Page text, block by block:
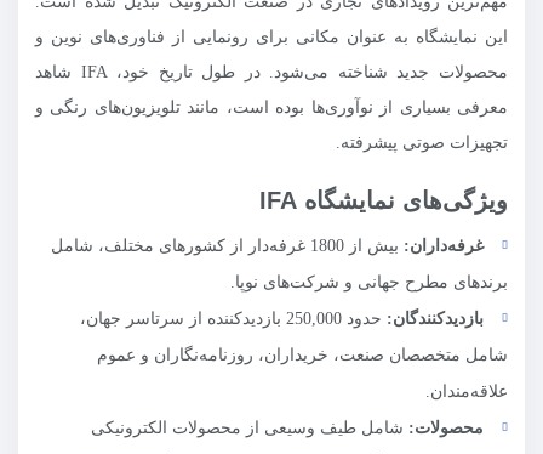
این نمایشگاه به عنوان مکانی برای رونمایی از فناوری‌های نوین و
محصولات جدید شناخته می‌شود. در طول تاریخ خود، IFA شاهد
معرفی بسیاری از نوآوری‌ها بوده است، مانند تلویزیون‌های رنگی و
تجهیزات صوتی پیشرفته.
ویژگی‌های نمایشگاه IFA
غرفه‌داران:
بیش از 1800 غرفه‌دار از کشورهای مختلف، شامل
برندهای مطرح جهانی و شرکت‌های نوپا.
بازدیدکنندگان:
حدود 250,000 بازدیدکننده از سرتاسر جهان،
شامل متخصصان صنعت، خریداران، روزنامه‌نگاران و عموم
علاقه‌مندان.
محصولات: شامل طیف وسیعی از محصولات الکترونیکی